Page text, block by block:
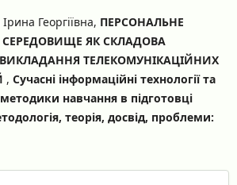
Георгіївна, ПЕРСОНАЛЬНЕ
ЯК СКЛАДОВА
ТЕЛЕКОМУНІКАЦІЙНИХ
, Сучасні інформаційні технології та
методики навчання в підготовці
теорія, досвід, проблеми: